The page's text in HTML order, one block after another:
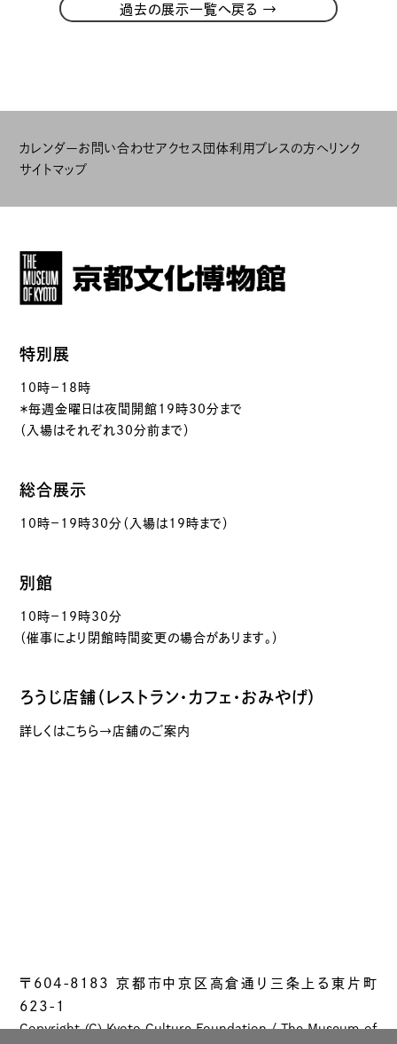
過去の展示一覧へ戻る →
カレンダーお問い合わせアクセス 団体利用 プレスの方へリンク
サイトマップ
特別展
10時－18時
＊毎週金曜日は夜間開館19時30分まで
（入場はそれぞれ30分前まで）
総合展示
10時－19時30分（入場は19時まで）
別館
10時－19時30分
（催事により閉館時間変更の場合があります。）
ろうじ店舗（レストラン・カフェ・おみやげ）
詳しくはこちら→店舗のご案内
〒604-8183 京都市中京区高倉通り三条上る東片町
623-1
Copyright (C) Kyoto Culture Foundation / The Museum of